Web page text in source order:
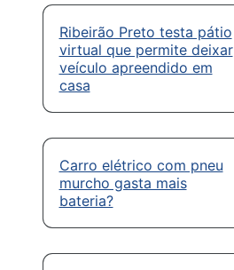
Ribeirão Preto testa pátio
virtual que permite deixar
veículo apreendido em
casa
Carro elétrico com pneu
murcho gasta mais
bateria?